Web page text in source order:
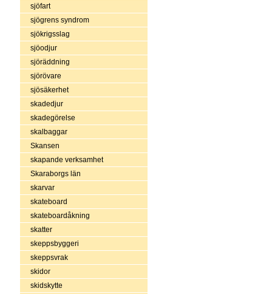
sjöfart
sjögrens syndrom
sjökrigsslag
sjöodjur
sjöräddning
sjörövare
sjösäkerhet
skadedjur
skadegörelse
skalbaggar
Skansen
skapande verksamhet
Skaraborgs län
skarvar
skateboard
skateboardåkning
skatter
skeppsbyggeri
skeppsvrak
skidor
skidskytte